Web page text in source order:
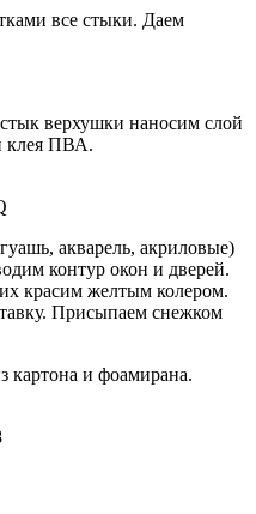
все стыки. Даем
верхушки наносим слой
клея ПВА.
акварель, акриловые)
контур окон и дверей.
красим желтым колером.
Присыпаем снежком
картона и фоамирана.